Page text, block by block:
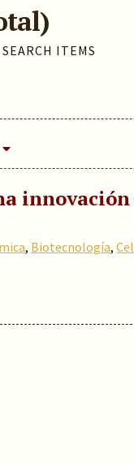
SEARCH ITEMS
, Biotecnología,